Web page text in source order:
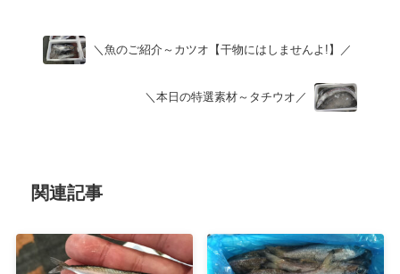
＼魚のご紹介～カツオ【干物にはしませんよ!】／
＼本日の特選素材～タチウオ／
関連記事